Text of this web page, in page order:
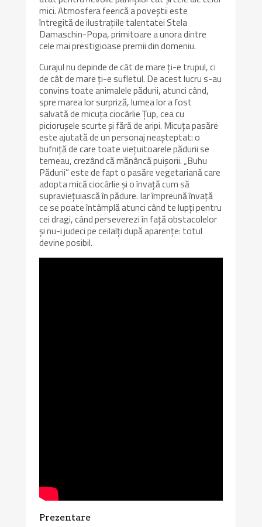
mici. Atmosfera feerică a poveștii este
întregită de ilustrațiile talentatei Stela
Damaschin-Popa, primitoare a unora dintre
cele mai prestigioase premii din domeniu.
Curajul nu depinde de cât de mare ți-e trupul, ci
de cât de mare ți-e sufletul. De acest lucru s-au
convins toate animalele pădurii, atunci când,
spre marea lor surpriză, lumea lor a fost
salvată de micuța ciocârlie Țup, cea cu
piciorușele scurte și fără de aripi. Micuța pasăre
este ajutată de un personaj neașteptat: o
bufniță de care toate viețuitoarele pădurii se
temeau, crezând că mănâncă puișorii. „Buhu
Pădurii” este de fapt o pasăre vegetariană care
adopta mică ciocârlie și o învață cum să
supraviețuiască în pădure. Iar împreună învață
ce se poate întâmplă atunci când te lupți pentru
cei dragi, când perseverezi în față obstacolelor
și nu-i judeci pe ceilalți după aparențe: totul
devine posibil.
Prezentare